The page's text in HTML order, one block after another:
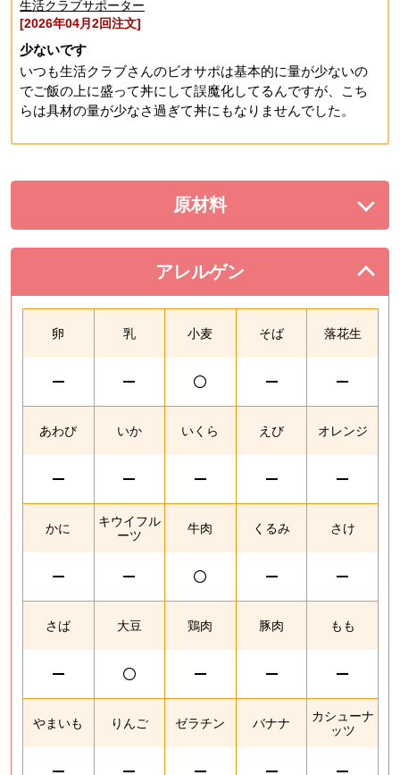
生活クラブサポーター
[2026年04月2回注文]
少ないです
いつも生活クラブさんのビオサポは基本的に量が少ないの
でご飯の上に盛って丼にして誤魔化してるんですが、こち
らは具材の量が少なさ過ぎて丼にもなりませんでした。
原材料を展開する。
アレルゲン
を閉じる。
卵 乳 小麦 そば 落花生
あわび いか いくら えび オレンジ
かに
キウイフル
ーツ
牛肉 くるみ さけ
さば 大豆 鶏肉 豚肉 もも
やまいも りんご ゼラチン バナナ
カシューナ
ッツ